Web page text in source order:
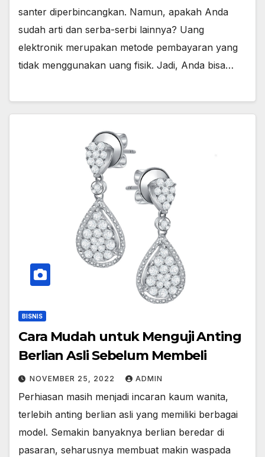
santer diperbincangkan. Namun, apakah Anda
sudah arti dan serba-serbi lainnya? Uang
elektronik merupakan metode pembayaran yang
tidak menggunakan uang fisik. Jadi, Anda bisa…
BISNIS
Cara Mudah untuk Menguji Anting
Berlian Asli Sebelum Membeli
NOVEMBER 25, 2022 ADMIN
Perhiasan masih menjadi incaran kaum wanita,
terlebih anting berlian asli yang memiliki berbagai
model. Semakin banyaknya berlian beredar di
pasaran, seharusnya membuat makin waspada